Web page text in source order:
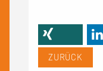
ZURÜCK